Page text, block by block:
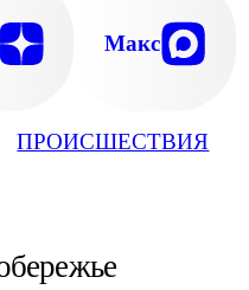
ПРОИСШЕСТВИЯ
Макс